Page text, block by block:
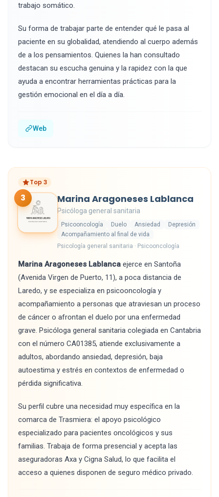
trabajo somático.
Su forma de trabajar parte de entender qué le pasa al
paciente en su globalidad, atendiendo al cuerpo además
de a los pensamientos. Quienes la han consultado
destacan su escucha genuina y la rapidez con la que
ayuda a encontrar herramientas prácticas para la
gestión emocional en el día a día.
Web
Top 3
3 Marina Aragoneses Lablanca
Psicóloga general sanitaria
Psicooncología Duelo Ansiedad
Depresión
Acompañamiento al final de vida
Psicología general sanitaria · Psicooncología
Marina Aragoneses Lablanca ejerce en Santoña
(Avenida Virgen de Puerto, 11), a poca distancia de
Laredo, y se especializa en psicooncología y
acompañamiento a personas que atraviesan un proceso
de cáncer o afrontan el duelo por una enfermedad
grave. Psicóloga general sanitaria colegiada en Cantabria
con el número CA01385, atiende exclusivamente a
adultos, abordando ansiedad, depresión, baja
autoestima y estrés en contextos de enfermedad o
pérdida significativa.
Su perfil cubre una necesidad muy específica en la
comarca de Trasmiera: el apoyo psicológico
especializado para pacientes oncológicos y sus
familias. Trabaja de forma presencial y acepta las
aseguradoras Axa y Cigna Salud, lo que facilita el
acceso a quienes disponen de seguro médico privado.